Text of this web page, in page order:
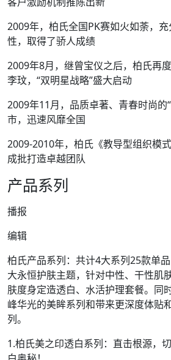
2009年，柏氏全国PK赛如火如荼，
性，取得了骄人成绩
2009年8月，继曾宝仪之后，柏氏再
李玟，“双明星战略”盛大启动
2009年11月，品质卓著、青春时尚的
市，迅速风靡全国
2009-2010年，柏氏《教导型组织模
成批打造卓越团队
产品系列
播报
编辑
柏氏产品系列：共计4大系列25款单
大永恒护肤主题，针对中性、干性肌
肤度身定造透白、水活护理套餐。同
峰华光的美眸系列和带来更深度体贴
列。
1.柏氏美之印透白系列：直击根源，